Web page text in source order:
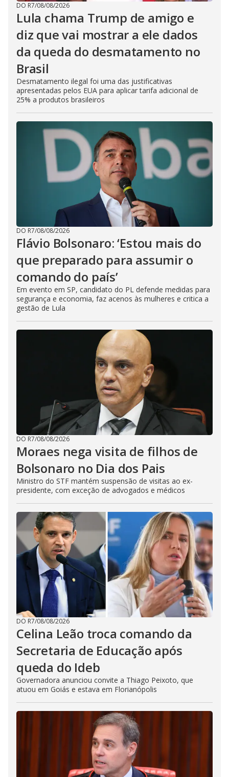
DO R7/08/08/2026
Lula chama Trump de amigo e
diz que vai mostrar a ele dados
da queda do desmatamento no
Brasil
Desmatamento ilegal foi uma das justificativas
apresentadas pelos EUA para aplicar tarifa adicional de
25% a produtos brasileiros
DO R7/08/08/2026
Flávio Bolsonaro: ‘Estou mais do
que preparado para assumir o
comando do país’
Em evento em SP, candidato do PL defende medidas para
segurança e economia, faz acenos às mulheres e critica a
gestão de Lula
DO R7/08/08/2026
Moraes nega visita de filhos de
Bolsonaro no Dia dos Pais
Ministro do STF mantém suspensão de visitas ao ex-
presidente, com exceção de advogados e médicos
DO R7/08/08/2026
Celina Leão troca comando da
Secretaria de Educação após
queda do Ideb
Governadora anunciou convite a Thiago Peixoto, que
atuou em Goiás e estava em Florianópolis